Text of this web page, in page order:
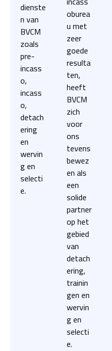
dienste
n van
BVCM
zoals
pre-
incass
o,
incass
o,
detach
ering
en
wervin
g en
selecti
e.
oburea
u met
zeer
goede
resulta
ten,
heeft
BVCM
zich
voor
ons
tevens
bewez
en als
een
solide
partner
op het
gebied
van
detach
ering,
trainin
gen en
wervin
g en
selecti
e.